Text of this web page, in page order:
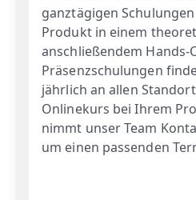
ganztägigen
Produkt in einem
anschließendem Hands-
Präsenzschulungen
jährlich an allen
Onlinekurs bei Ihrem
nimmt unser Team
um einen passenden